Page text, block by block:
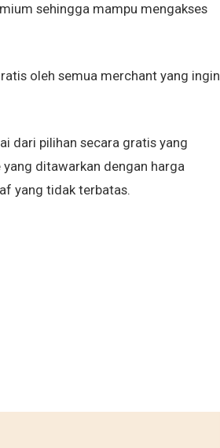
sehingga mampu mengakses
oleh semua merchant yang ingin
dari pilihan secara gratis yang
ditawarkan dengan harga
yang tidak terbatas.